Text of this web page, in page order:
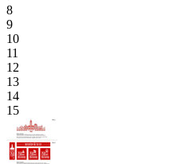
8
9
10
11
12
13
14
15